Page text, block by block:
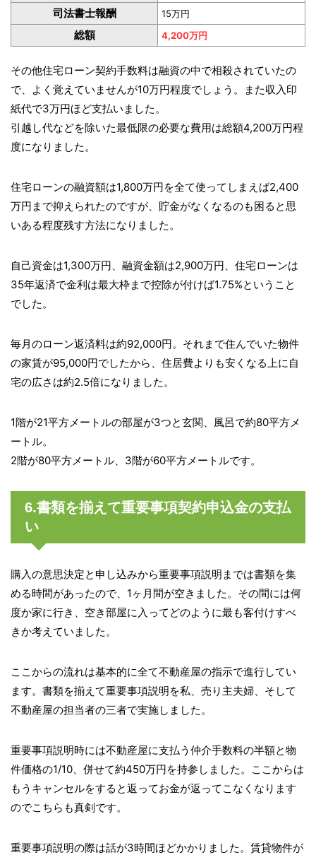
司法書士報酬 15万円
総額 4,200万円
その他住宅ローン契約手数料は融資の中で相殺されていたの
で、よく覚えていませんが10万円程度でしょう。また収入印
紙代で3万円ほど支払いました。
引越し代などを除いた最低限の必要な費用は総額4,200万円程
度になりました。
住宅ローンの融資額は1,800万円を全て使ってしまえば2,400
万円まで抑えられたのですが、貯金がなくなるのも困ると思
いある程度残す方法になりました。
自己資金は1,300万円、融資金額は2,900万円、住宅ローンは
35年返済で金利は最大枠まで控除が付けば1.75%ということ
でした。
毎月のローン返済料は約92,000円。それまで住んでいた物件
の家賃が95,000円でしたから、住居費よりも安くなる上に自
宅の広さは約2.5倍になりました。
1階が21平方メートルの部屋が3つと玄関、風呂で約80平方メ
ートル。
2階が80平方メートル、3階が60平方メートルです。
6.書類を揃えて重要事項契約申込金の支払
い
購入の意思決定と申し込みから重要事項説明までは書類を集
める時間があったので、1ヶ月間が空きました。その間には何
度か家に行き、空き部屋に入ってどのように最も客付けすべ
きか考えていました。
ここからの流れは基本的に全て不動産屋の指示で進行してい
ます。書類を揃えて重要事項説明を私、売り主夫婦、そして
不動産屋の担当者の三者で実施しました。
重要事項説明時には不動産屋に支払う仲介手数料の半額と物
件価格の1/10、併せて約450万円を持参しました。ここからは
もうキャンセルをすると返ってお金が返ってこなくなります
のでこちらも真剣です。
重要事項説明の際は話が3時間ほどかかりました。賃貸物件が